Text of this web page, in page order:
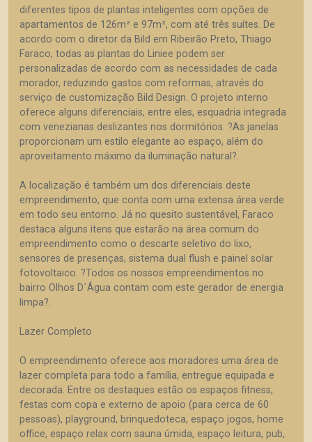
diferentes tipos de plantas inteligentes com opções de
apartamentos de 126m² e 97m², com até três suítes. De
acordo com o diretor da Bild em Ribeirão Preto, Thiago
Faraco, todas as plantas do Liniee podem ser
personalizadas de acordo com as necessidades de cada
morador, reduzindo gastos com reformas, através do
serviço de customização Bild Design. O projeto interno
oferece alguns diferenciais, entre eles, esquadria integrada
com venezianas deslizantes nos dormitórios. ?As janelas
proporcionam um estilo elegante ao espaço, além do
aproveitamento máximo da iluminação natural?.
A localização é também um dos diferenciais deste
empreendimento, que conta com uma extensa área verde
em todo seu entorno. Já no quesito sustentável, Faraco
destaca alguns itens que estarão na área comum do
empreendimento como o descarte seletivo do lixo,
sensores de presenças, sistema dual flush e painel solar
fotovoltaico. ?Todos os nossos empreendimentos no
bairro Olhos D´Água contam com este gerador de energia
limpa?.
Lazer Completo
O empreendimento oferece aos moradores uma área de
lazer completa para todo a família, entregue equipada e
decorada. Entre os destaques estão os espaços fitness,
festas com copa e externo de apoio (para cerca de 60
pessoas), playground, brinquedoteca, espaço jogos, home
office, espaço relax com sauna úmida, espaço leitura, pub,